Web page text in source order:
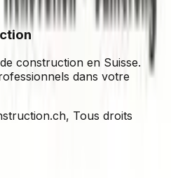
construction en Suisse.
dans votre
Tous droits